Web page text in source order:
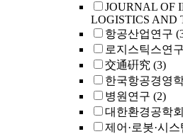
JOURNAL OF
LOGISTICS AND
항공산업연구
로지스틱스연구
交通硏究 (3)
한국항공경영
병원연구 (2)
대한환경공학회
제어·로봇·시